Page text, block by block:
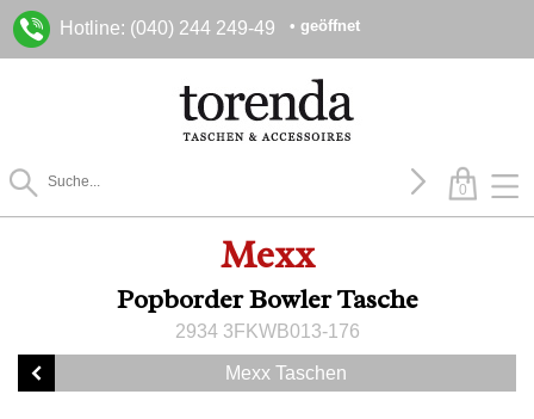
Hotline: (040) 244 249-49 • geöffnet
0
Mexx
Popborder Bowler Tasche
2934 3FKWB013-176
Mexx Taschen